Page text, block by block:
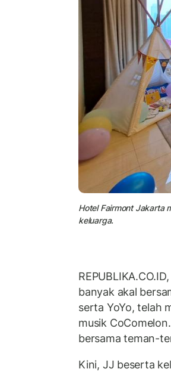
Hotel Fairmont Jakarta
keluarga.
banyak akal
serta YoYo, telah
musik
bersama teman-
Kini, JJ beserta